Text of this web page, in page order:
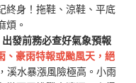
終身！拖鞋、涼鞋、平底
煩。
出發前務必查好氣象預報
、豪雨特報或颱風天，絕
溪水暴漲風險極高。小雨